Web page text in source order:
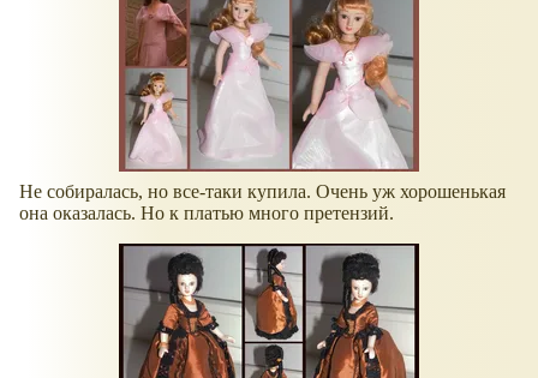
Не собиралась, но все-таки купила. Очень уж хорошенькая
она оказалась. Но к платью много претензий.